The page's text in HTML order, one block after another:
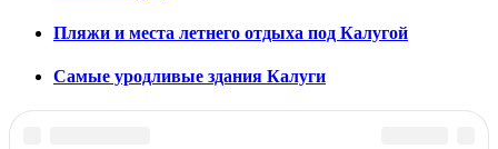
Пляжи и места летнего отдыха под Калугой
Самые уродливые здания Калуги